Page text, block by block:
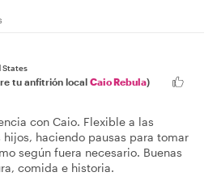
States
tu anfitrión local Caio Rebula)
con Caio. Flexible a las
haciendo pausas para tomar
según fuera necesario. Buenas
comida e historia.